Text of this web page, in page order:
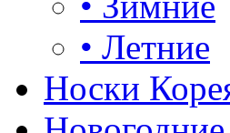
• Летние
Носки